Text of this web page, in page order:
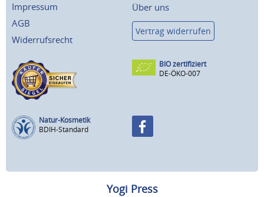
Impressum
AGB
Widerrufsrecht
Über uns
Vertrag widerrufen
BIO zertifiziert
DE-ÖKO-007
Natur-Kosmetik
BDIH-Standard
Yogi Press